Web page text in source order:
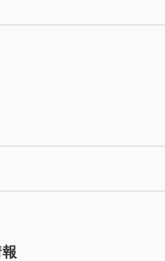
割】★素泊まりプ